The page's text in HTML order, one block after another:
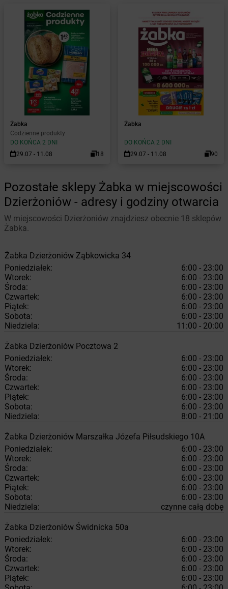
Żabka
Codzienne produkty
DO KOŃCA 2 DNI
29.07 - 11.08
18
Żabka
DO KOŃCA 2 DNI
29.07 - 11.08
90
Pozostałe sklepy Żabka w miejscowości
Dzierżoniów - adresy i godziny otwarcia
W miejscowości Dzierżoniów znajdziesz obecnie 18 sklepów
Żabka.
Żabka Dzierżoniów Ząbkowicka 34
Poniedziałek:
6:00 - 23:00
Wtorek:
6:00 - 23:00
Środa:
6:00 - 23:00
Czwartek:
6:00 - 23:00
Piątek:
6:00 - 23:00
Sobota:
6:00 - 23:00
Niedziela:
11:00 - 20:00
Żabka Dzierżoniów Pocztowa 2
Poniedziałek:
6:00 - 23:00
Wtorek:
6:00 - 23:00
Środa:
6:00 - 23:00
Czwartek:
6:00 - 23:00
Piątek:
6:00 - 23:00
Sobota:
6:00 - 23:00
Niedziela:
8:00 - 21:00
Żabka Dzierżoniów Marszałka Józefa Piłsudskiego 10A
Poniedziałek:
6:00 - 23:00
Wtorek:
6:00 - 23:00
Środa:
6:00 - 23:00
Czwartek:
6:00 - 23:00
Piątek:
6:00 - 23:00
Sobota:
6:00 - 23:00
Niedziela:
czynne całą dobę
Żabka Dzierżoniów Świdnicka 50a
Poniedziałek:
6:00 - 23:00
Wtorek:
6:00 - 23:00
Środa:
6:00 - 23:00
Czwartek:
6:00 - 23:00
Piątek:
6:00 - 23:00